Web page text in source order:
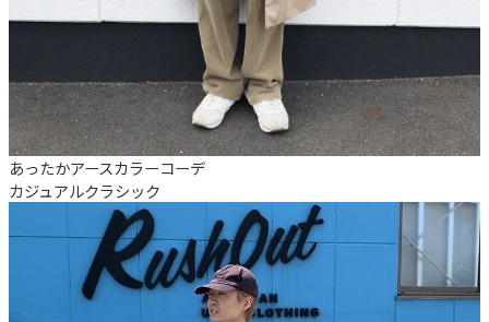
あったかアースカラーコーデ
カジュアルクラシック